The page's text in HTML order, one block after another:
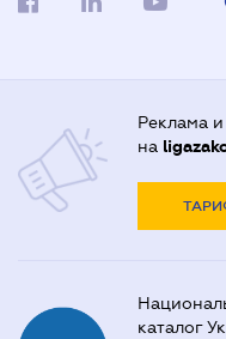
Реклама и
на
каталог